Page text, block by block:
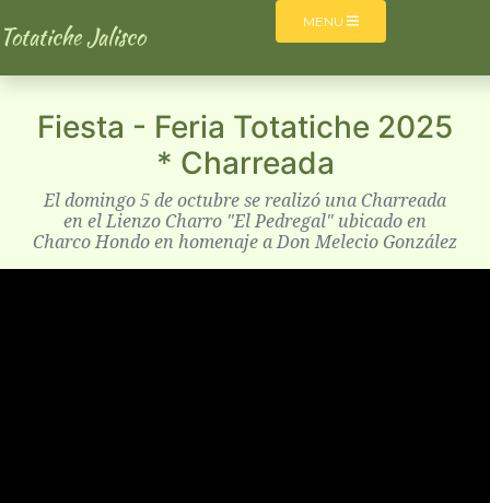
Totatiche Jalisco
MENU
Fiesta - Feria Totatiche 2025
* Charreada
El domingo 5 de octubre se realizó una Charreada
en el Lienzo Charro "El Pedregal" ubicado en
Charco Hondo en homenaje a Don Melecio González